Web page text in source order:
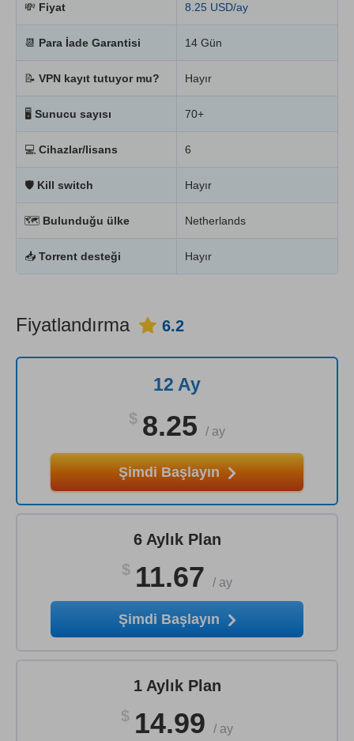
💸 Fiyat 8.25 USD/ay
📆 Para İade Garantisi 14 Gün
📝 VPN kayıt tutuyor mu? Hayır
🖥 Sunucu sayısı 70+
💻 Cihazlar/lisans 6
🛡 Kill switch Hayır
🗺 Bulunduğu ülke Netherlands
📥 Torrent desteği Hayır
Fiyatlandırma 6.2
12 Ay
$ 8.25 / ay
Şimdi Başlayın
6 Aylık Plan
$ 11.67 / ay
Şimdi Başlayın
1 Aylık Plan
$ 14.99 / ay